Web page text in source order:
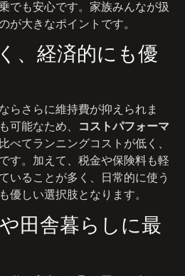
でも安心です。家族みんなが扱
が大きなポイントです。
、経済的にも優
らさらに維持費が抑えられま
可能なため、 コストパフォーマ
べてランニングコストが低く、
す。加えて、税金や保険料も軽
いることが多く、日常的に使う
優しい選択肢となります。
田舎暮らしに最